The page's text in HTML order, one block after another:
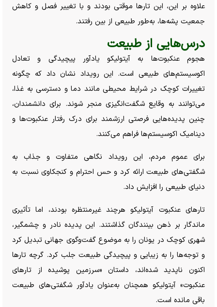
علاوه بر این، این تار‌ها موقتی بودند و با تغییر فصل و کاهش
جمعیت پشه‌ها، به‌طور طبیعی از بین رفتند.
درس‌هایی از طبیعت
هجوم عنکبوت‌ها به آیتولیکو یادآور پیچیدگی و تعادل
اکوسیستم‌های طبیعی است. این رویداد نشان داد که چگونه
تغییرات کوچک در شرایط محیطی مانند دما و دسترسی به غذا،
می‌توانند به وقایع شگفت‌انگیزی منجر شوند. برای دانشمندان،
چنین پدیده‌هایی فرصتی ارزشمند برای درک رفتار عنکبوت‌ها و
دینامیک اکوسیستم‌ها فراهم می‌کنند.
برای عموم مردم، این رویداد نگاهی متفاوت و جذاب به
شگفتی‌های طبیعت ارائه کرد و حس احترام و کنجکاوی نسبت به
دنیای طبیعی را افزایش داد.
تار‌های عنکبوت آیتولیکو هرچند غیرمنتظره بودند، اما تأثیری
ماندگار بر ذهن بینندگان گذاشتند. این پدیده نادر و چشمگیر،
شهری کوچک در یونان را به موضوع گفت‌وگوی جهانی تبدیل کرد
و توجه‌ها را به زیبایی و پیچیدگی طبیعت جلب کرد. گرچه تار‌ها
اکنون ناپدید شده‌اند، داستان «سرزمین پوشیده از تار‌های
عنکبوت» آیتولیکو همچنان به‌عنوان یادآور شگفتی‌های طبیعت
باقی مانده است.